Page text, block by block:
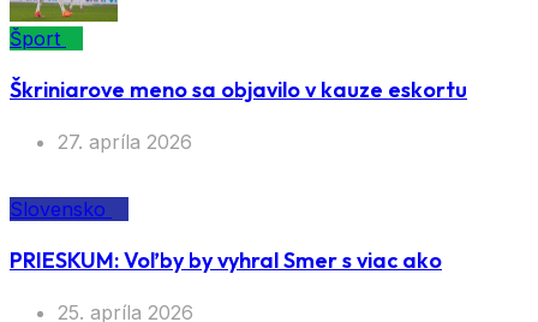
Šport
Škriniarove meno sa objavilo v kauze eskortu
27. apríla 2026
Slovensko
PRIESKUM: Voľby by vyhral Smer s viac ako
25. apríla 2026